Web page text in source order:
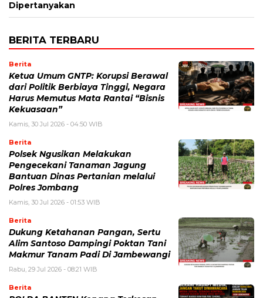
Dipertanyakan
BERITA TERBARU
Berita
Ketua Umum GNTP: Korupsi Berawal
dari Politik Berbiaya Tinggi, Negara
Harus Memutus Mata Rantai “Bisnis
Kekuasaan”
Kamis, 30 Jul 2026 - 04:50 WIB
Berita
Polsek Ngusikan Melakukan
Pengecekani Tanaman Jagung
Bantuan Dinas Pertanian melalui
Polres Jombang
Kamis, 30 Jul 2026 - 01:53 WIB
Berita
Dukung Ketahanan Pangan, Sertu
Alim Santoso Dampingi Poktan Tani
Makmur Tanam Padi Di Jambewangi
Rabu, 29 Jul 2026 - 08:21 WIB
Berita